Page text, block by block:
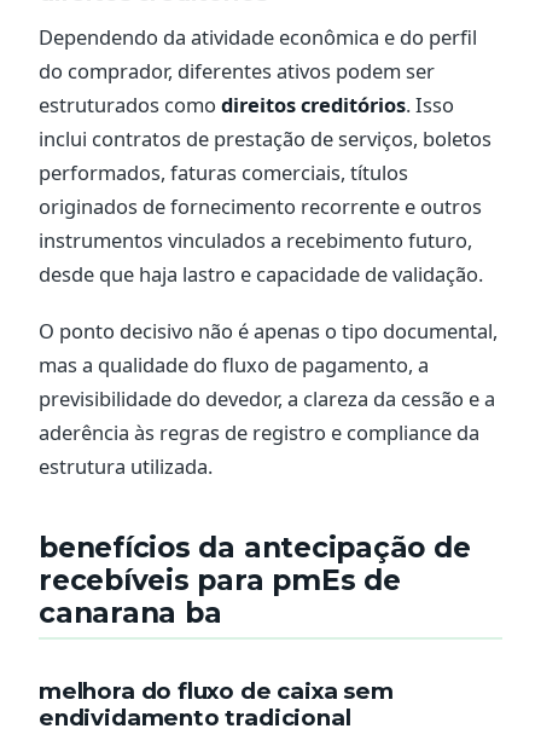
Dependendo da atividade econômica e do perfil
do comprador, diferentes ativos podem ser
estruturados como direitos creditórios. Isso
inclui contratos de prestação de serviços, boletos
performados, faturas comerciais, títulos
originados de fornecimento recorrente e outros
instrumentos vinculados a recebimento futuro,
desde que haja lastro e capacidade de validação.
O ponto decisivo não é apenas o tipo documental,
mas a qualidade do fluxo de pagamento, a
previsibilidade do devedor, a clareza da cessão e a
aderência às regras de registro e compliance da
estrutura utilizada.
benefícios da antecipação de
recebíveis para pmEs de
canarana ba
melhora do fluxo de caixa sem
endividamento tradicional